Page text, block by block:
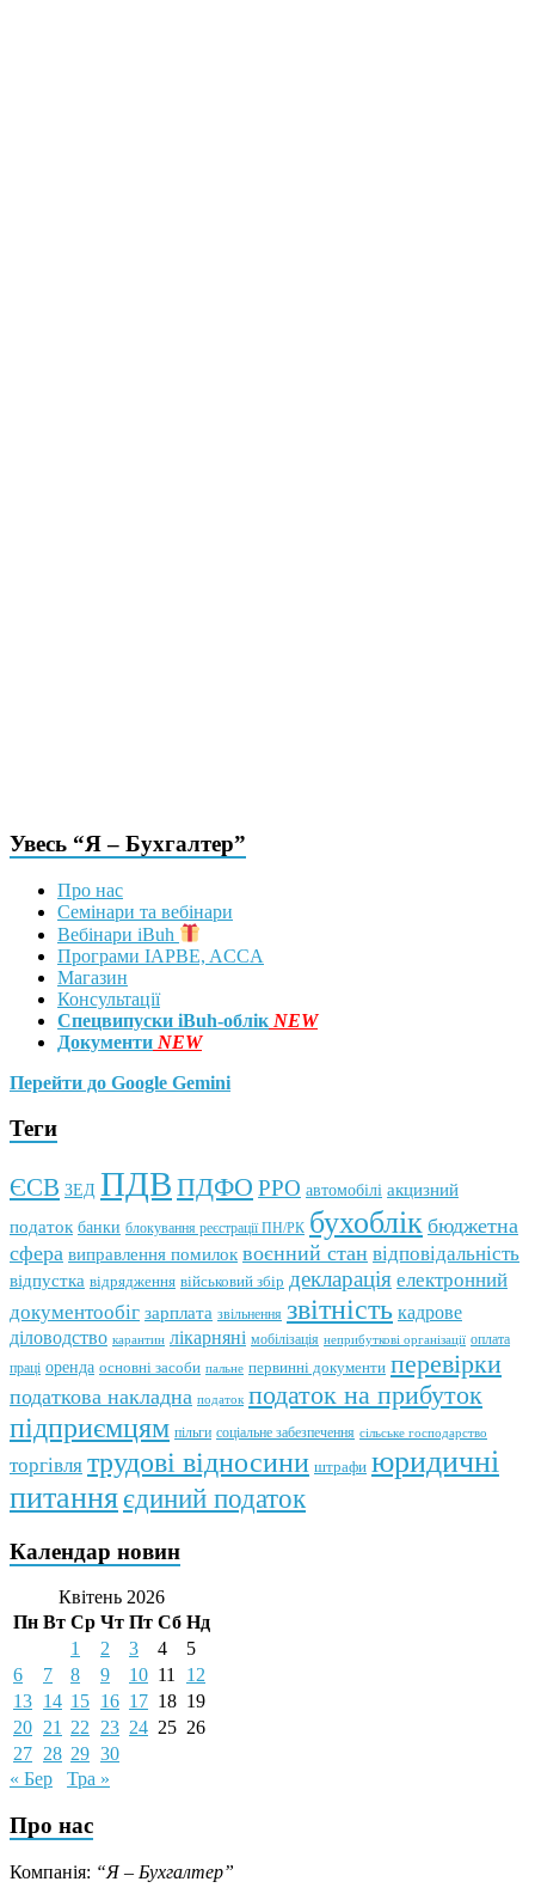
Увесь “Я – Бухгалтер”
Про нас
Семінари та вебінари
Вебінари iBuh
Програми IAPBE, ACCA
Магазин
Консультації
Спецвипуски iBuh-облік NEW
Документи NEW
Перейти до Google Gemini
Теги
ЄСВ ЗЕД ПДВ ПДФО РРО автомобілі акцизний
податок банки блокування реєстрації ПН/РК бухоблік бюджетна
сфера виправлення помилок воєнний стан відповідальність
відпустка відрядження військовий збір декларація електронний
документообіг зарплата звільнення звітність кадрове
діловодство карантин лікарняні мобілізація неприбуткові організації оплата
праці оренда основні засоби пальне первинні документи перевірки
податкова накладна податок податок на прибуток
підприємцям пільги соціальне забезпечення сільське господарство
торгівля трудові відносини штрафи юридичні
питанняєдиний податок
Календар новин
Квітень 2026
Пн Вт Ср Чт Пт Сб Нд
1
2 3 4
5
6
7 8 9 10 11
12
13 14 15 16 17 18 19
20 21 22 23 24 25 26
27 28 29 30
« Бер
Тра »
Про нас
Компанія: “Я – Бухгалтер”